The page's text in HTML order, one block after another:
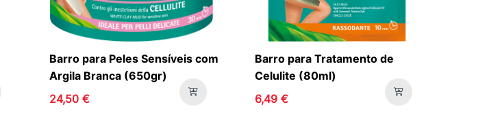
Barro para Peles Sensíveis com
Argila Branca (650gr)
24,50 €
Barro para Tratamento de
Celulite (80ml)
6,49 €